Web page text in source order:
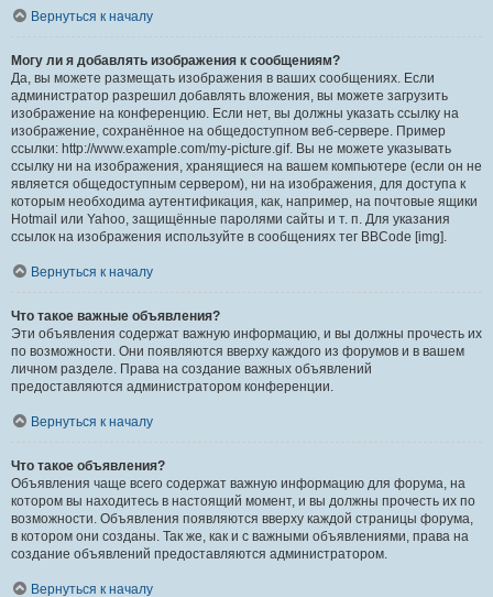
Вернуться к началу
Могу ли я добавлять изображения к сообщениям?
Да, вы можете размещать изображения в ваших сообщениях. Если
администратор разрешил добавлять вложения, вы можете загрузить
изображение на конференцию. Если нет, вы должны указать ссылку на
изображение, сохранённое на общедоступном веб-сервере. Пример
ссылки: http://www.example.com/my-picture.gif. Вы не можете указывать
ссылку ни на изображения, хранящиеся на вашем компьютере (если он не
является общедоступным сервером), ни на изображения, для доступа к
которым необходима аутентификация, как, например, на почтовые ящики
Hotmail или Yahoo, защищённые паролями сайты и т. п. Для указания
ссылок на изображения используйте в сообщениях тег BBCode [img].
Вернуться к началу
Что такое важные объявления?
Эти объявления содержат важную информацию, и вы должны прочесть их
по возможности. Они появляются вверху каждого из форумов и в вашем
личном разделе. Права на создание важных объявлений
предоставляются администратором конференции.
Вернуться к началу
Что такое объявления?
Объявления чаще всего содержат важную информацию для форума, на
котором вы находитесь в настоящий момент, и вы должны прочесть их по
возможности. Объявления появляются вверху каждой страницы форума,
в котором они созданы. Так же, как и с важными объявлениями, права на
создание объявлений предоставляются администратором.
Вернуться к началу